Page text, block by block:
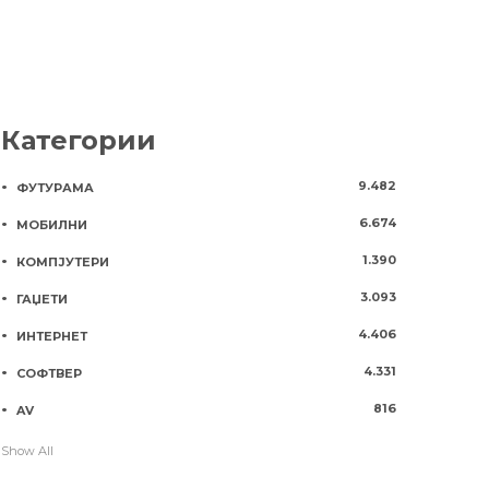
Категории
ФУТУРАМА 9.482
МОБИЛНИ 6.674
КОМПЈУТЕРИ 1.390
ГАЏЕТИ 3.093
ИНТЕРНЕТ 4.406
СОФТВЕР 4.331
AV 816
Show All